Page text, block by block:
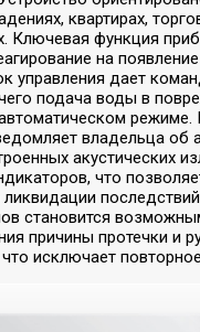
квартирах,
Ключевая функция
на появление
управления дает
подача воды в
режиме.
владельца об
акустических
что
становится
причины протечки и
что исключает